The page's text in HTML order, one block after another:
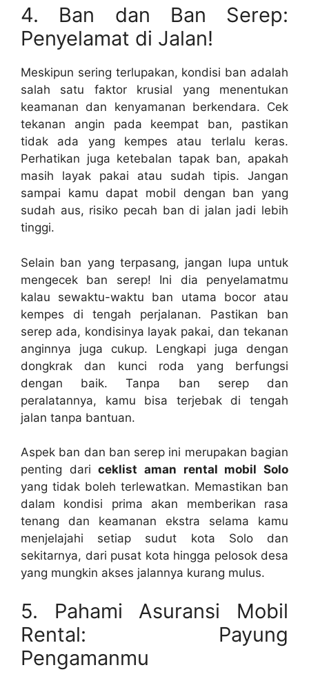
4. Ban dan Ban Serep:
Penyelamat di Jalan!
Meskipun sering terlupakan, kondisi ban adalah
salah satu faktor krusial yang menentukan
keamanan dan kenyamanan berkendara. Cek
tekanan angin pada keempat ban, pastikan
tidak ada yang kempes atau terlalu keras.
Perhatikan juga ketebalan tapak ban, apakah
masih layak pakai atau sudah tipis. Jangan
sampai kamu dapat mobil dengan ban yang
sudah aus, risiko pecah ban di jalan jadi lebih
tinggi.
Selain ban yang terpasang, jangan lupa untuk
mengecek ban serep! Ini dia penyelamatmu
kalau sewaktu-waktu ban utama bocor atau
kempes di tengah perjalanan. Pastikan ban
serep ada, kondisinya layak pakai, dan tekanan
anginnya juga cukup. Lengkapi juga dengan
dongkrak dan kunci roda yang berfungsi
dengan baik. Tanpa ban serep dan
peralatannya, kamu bisa terjebak di tengah
jalan tanpa bantuan.
Aspek ban dan ban serep ini merupakan bagian
penting dariceklist aman rental mobil Solo
yang tidak boleh terlewatkan. Memastikan ban
dalam kondisi prima akan memberikan rasa
tenang dan keamanan ekstra selama kamu
menjelajahi setiap sudut kota Solo dan
sekitarnya, dari pusat kota hingga pelosok desa
yang mungkin akses jalannya kurang mulus.
5. Pahami Asuransi Mobil
Rental: Payung
Pengamanmu